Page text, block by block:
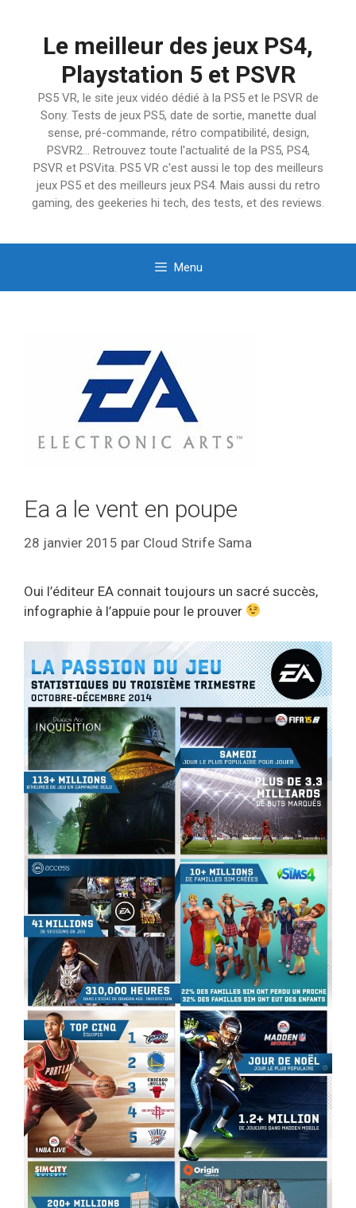
Le meilleur des jeux PS4,
Playstation 5 et PSVR
PS5 VR, le site jeux vidéo dédié à la PS5 et le PSVR de
Sony. Tests de jeux PS5, date de sortie, manette dual
sense, pré-commande, rétro compatibilité, design,
PSVR2… Retrouvez toute l'actualité de la PS5, PS4,
PSVR et PSVita. PS5 VR c'est aussi le top des meilleurs
jeux PS5 et des meilleurs jeux PS4. Mais aussi du retro
gaming, des geekeries hi tech, des tests, et des reviews.
Menu
Ea a le vent en poupe
28 janvier 2015 par Cloud Strife Sama
Oui l’éditeur EA connait toujours un sacré succès,
infographie à l’appuie pour le prouver